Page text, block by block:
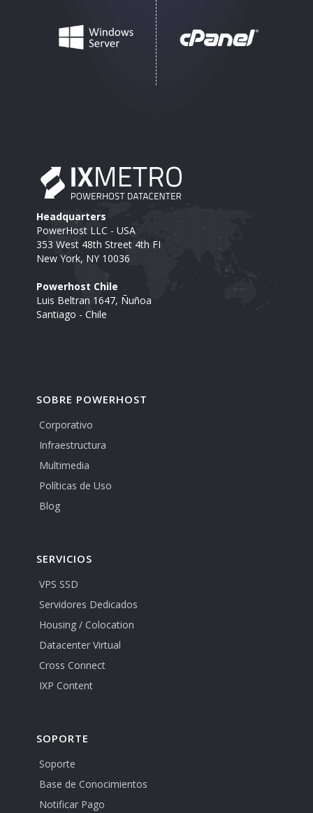
Headquarters
PowerHost LLC - USA
353 West 48th Street 4th FI
New York, NY 10036
Powerhost Chile
Luis Beltran 1647, Ñuñoa
Santiago - Chile
SOBRE POWERHOST
Corporativo
Infraestructura
Multimedia
Políticas de Uso
Blog
SERVICIOS
VPS SSD
Servidores Dedicados
Housing / Colocation
Datacenter Virtual
Cross Connect
IXP Content
SOPORTE
Soporte
Base de Conocimientos
Notificar Pago